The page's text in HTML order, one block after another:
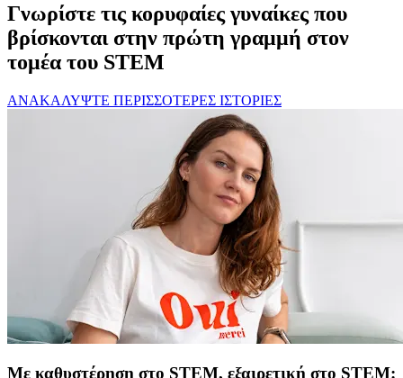
Γνωρίστε τις κορυφαίες γυναίκες που
βρίσκονται στην πρώτη γραμμή στον
τομέα του STEM
ΑΝΑΚΑΛΥΨΤΕ ΠΕΡΙΣΣΟΤΕΡΕΣ ΙΣΤΟΡΙΕΣ
Με καθυστέρηση στο STEM, εξαιρετική στο STEM: